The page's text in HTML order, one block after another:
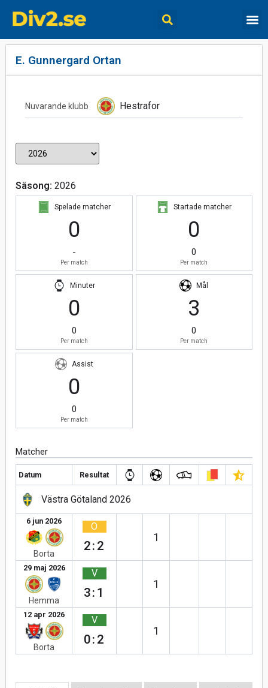
E. Gunnergard Ortan
Nuvarande klubb Hestrafor
Säsong: 2026
Spelade matcher
0
-
Per match
Startade matcher
0
0
Per match
Minuter
0
0
Per match
Mål
3
0
Per match
Assist
0
0
Per match
Matcher
Datum Resultat
Västra Götaland 2026
6 jun 2026
Borta
O
2:2
1
29 maj 2026
Hemma
V
3:1
1
12 apr 2026
Borta
V
0:2
1